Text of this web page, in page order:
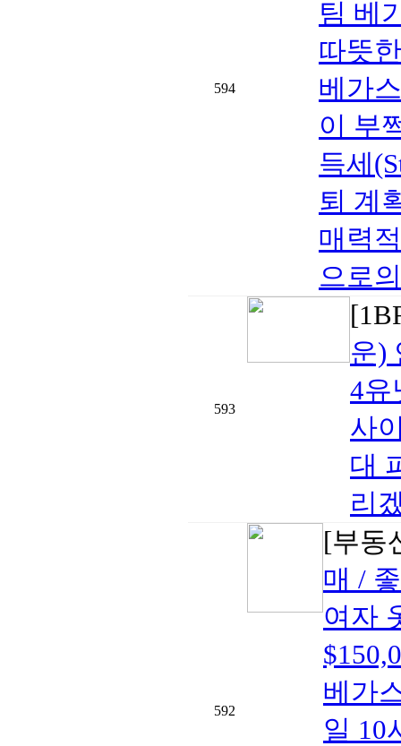
594
팀 베
따뜻
베가
이 부
득세
퇴 계
매력
으로
593
운)
4유
사
대
리
592
[부동
매 /
여자
베가
일 10